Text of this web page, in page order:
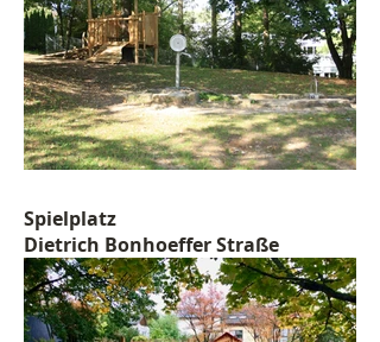
Spielplatz
Dietrich Bonhoeffer Straße